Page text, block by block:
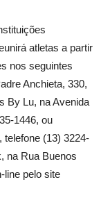
atletas a partir
nos seguintes
Anchieta, 330,
By Lu, na Avenida
1446, ou
telefone (13) 3224-
na Rua Buenos
line pelo site